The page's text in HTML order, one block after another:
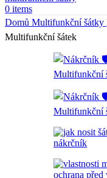
0 items
Domů Multifunkční šátky
Multifunkční šátek